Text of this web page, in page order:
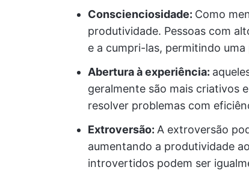
Conscienciosidade: Como
produtividade. Pessoas com
e a cumpri-las, permitindo
Abertura à experiência:
geralmente são mais criativos
resolver problemas com
Extroversão: A extroversão
aumentando a produtividade
introvertidos podem ser